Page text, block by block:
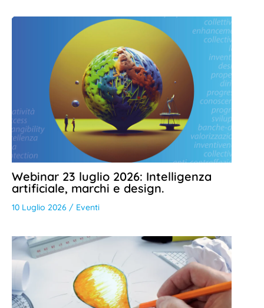
Webinar 23 luglio 2026: Intelligenza
artificiale, marchi e design.
10 Luglio 2026 / Eventi